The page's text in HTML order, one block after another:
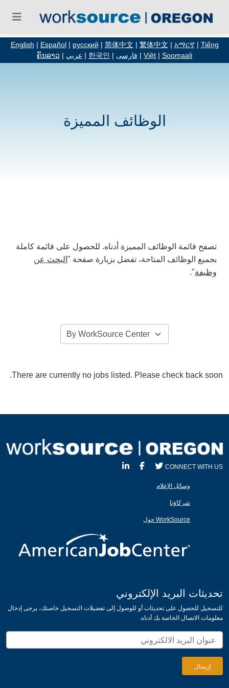
English Español русский 简体中文 繁体中文 አማርኛ
Tiếng
Việt
Soomaali فارسی 한국인 عربي ຄົນລາວ
الوظائف المميزة
تصفح قائمة الوظائف المميزة أدناه. للحصول على قائمة كاملة
بجميع الوظائف المتاحة، تفضل بزيارة صفحة " البحث عن
وظيفة".
There are currently no jobs listed. Please check back soon.
CONNECT WITH US
وسائل الإعلام
شركاؤنا
WorkSource حول
تحديثات البريد الإلكتروني
للتسجيل للحصول على تحديثات أو للوصول إلى تفضيلات التسجيل خاصتك، يرجى إدخال
معلومات الاتصال الخاصة بك أدناه.